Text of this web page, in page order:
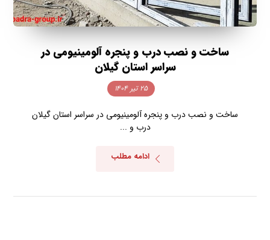
ساخت و نصب درب و پنجره آلومینیومی در
سراسر استان گیلان
۲۵ تیر ۱۴۰۴
ساخت و نصب درب و پنجره آلومینیومی در سراسر استان گیلان
درب و ...
ادامه مطلب